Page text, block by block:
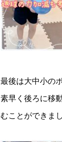
最後は大中小の
素早く後ろに移
むことができま